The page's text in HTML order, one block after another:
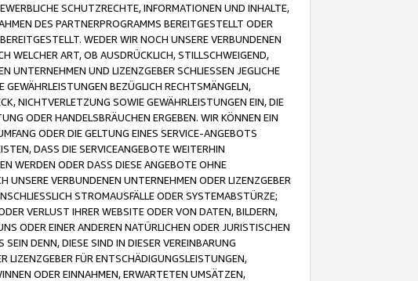
SCHUTZRECHTE, INFORMATIONEN UND INHALTE,
DES PARTNERPROGRAMMS BEREITGESTELLT ODER
WEDER WIR NOCH UNSERE VERBUNDENEN
WELCHER ART, OB AUSDRÜCKLICH, STILLSCHWEIGEND,
UNTERNEHMEN UND LIZENZGEBER SCHLIESSEN JEGLICHE
BEZÜGLICH RECHTSMÄNGELN,
NICHTVERLETZUNG SOWIE GEWÄHRLEISTUNGEN EIN, DIE
ODER HANDELSBRÄUCHEN ERGEBEN. WIR KÖNNEN EIN
ODER DIE GELTUNG EINES SERVICE-ANGEBOTS
DASS DIE SERVICEANGEBOTE WEITERHIN
WERDEN ODER DASS DIESE ANGEBOTE OHNE
UNSERE VERBUNDENEN UNTERNEHMEN ODER LIZENZGEBER
STROMAUSFÄLLE ODER SYSTEMABSTÜRZE;
VERLUST IHRER WEBSITE ODER VON DATEN, BILDERN,
ODER EINER ANDEREN NATÜRLICHEN ODER JURISTISCHEN
DENN, DIESE SIND IN DIESER VEREINBARUNG
LIZENZGEBER FÜR ENTSCHÄDIGUNGSLEISTUNGEN,
ODER EINNAHMEN, ERWARTETEN UMSÄTZEN,